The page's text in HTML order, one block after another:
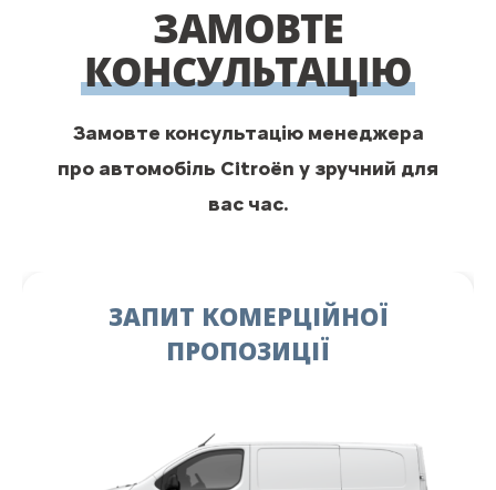
ЗАМОВТЕ
КОНСУЛЬТАЦІЮ
Замовте консультацію менеджера
про автомобіль Citroën у зручний для
вас час.